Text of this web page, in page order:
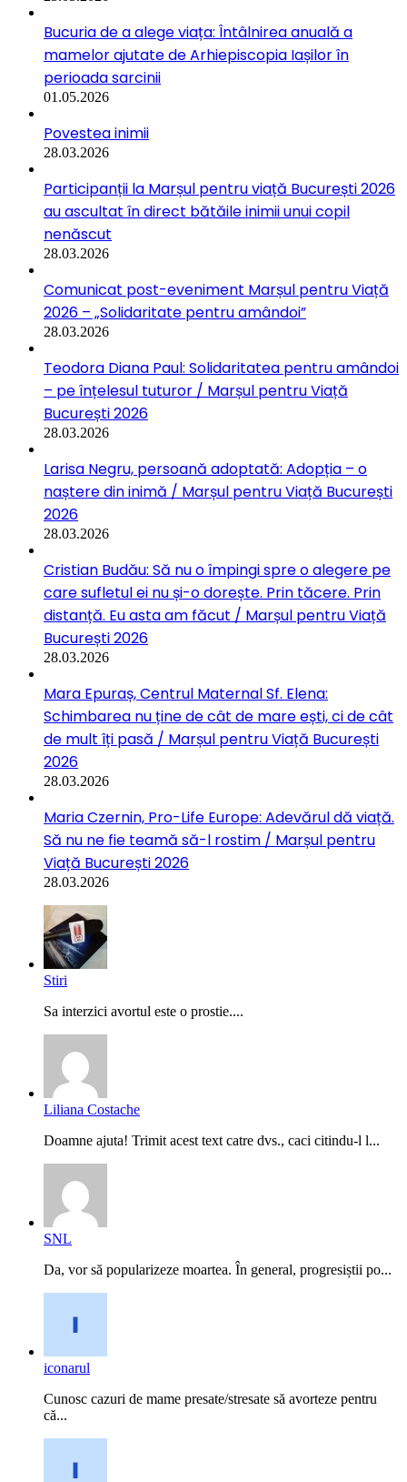
Bucuria de a alege viața: Întâlnirea anuală a
mamelor ajutate de Arhiepiscopia Iașilor în
perioada sarcinii
01.05.2026
Povestea inimii
28.03.2026
Participanții la Marșul pentru viață București 2026
au ascultat în direct bătăile inimii unui copil
nenăscut
28.03.2026
Comunicat post-eveniment Marșul pentru Viață
2026 – „Solidaritate pentru amândoi”
28.03.2026
Teodora Diana Paul: Solidaritatea pentru amândoi
– pe înțelesul tuturor / Marșul pentru Viață
București 2026
28.03.2026
Larisa Negru, persoană adoptată: Adopția – o
naștere din inimă / Marșul pentru Viață București
2026
28.03.2026
Cristian Budău: Să nu o împingi spre o alegere pe
care sufletul ei nu și-o dorește. Prin tăcere. Prin
distanță. Eu asta am făcut / Marșul pentru Viață
București 2026
28.03.2026
Mara Epuraș, Centrul Maternal Sf. Elena:
Schimbarea nu ține de cât de mare ești, ci de cât
de mult îți pasă / Marșul pentru Viață București
2026
28.03.2026
Maria Czernin, Pro-Life Europe: Adevărul dă viață.
Să nu ne fie teamă să-l rostim / Marșul pentru
Viață București 2026
28.03.2026
Stiri
Sa interzici avortul este o prostie....
Liliana Costache
Doamne ajuta! Trimit acest text catre dvs., caci citindu-l l...
SNL
Da, vor să popularizeze moartea. În general, progresiștii po...
iconarul
Cunosc cazuri de mame presate/stresate să avorteze pentru
că...